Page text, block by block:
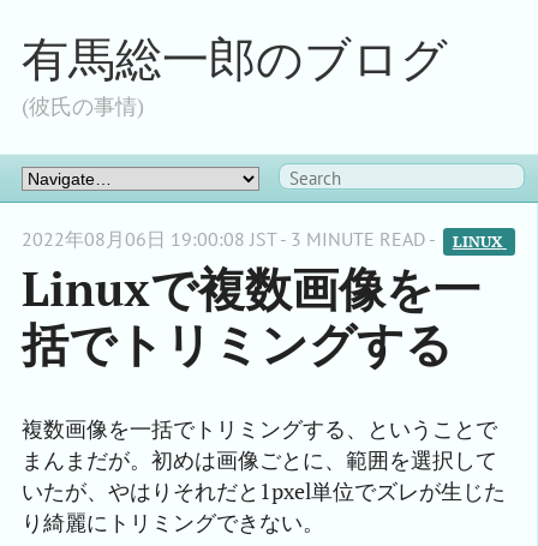
有馬総一郎のブログ
(彼氏の事情)
2022年08月06日 19:00:08 JST - 3 MINUTE READ - LINUX
Linuxで複数画像を一
括でトリミングする
複数画像を一括でトリミングする、ということで
まんまだが。初めは画像ごとに、範囲を選択して
いたが、やはりそれだと1pxel単位でズレが生じた
り綺麗にトリミングできない。